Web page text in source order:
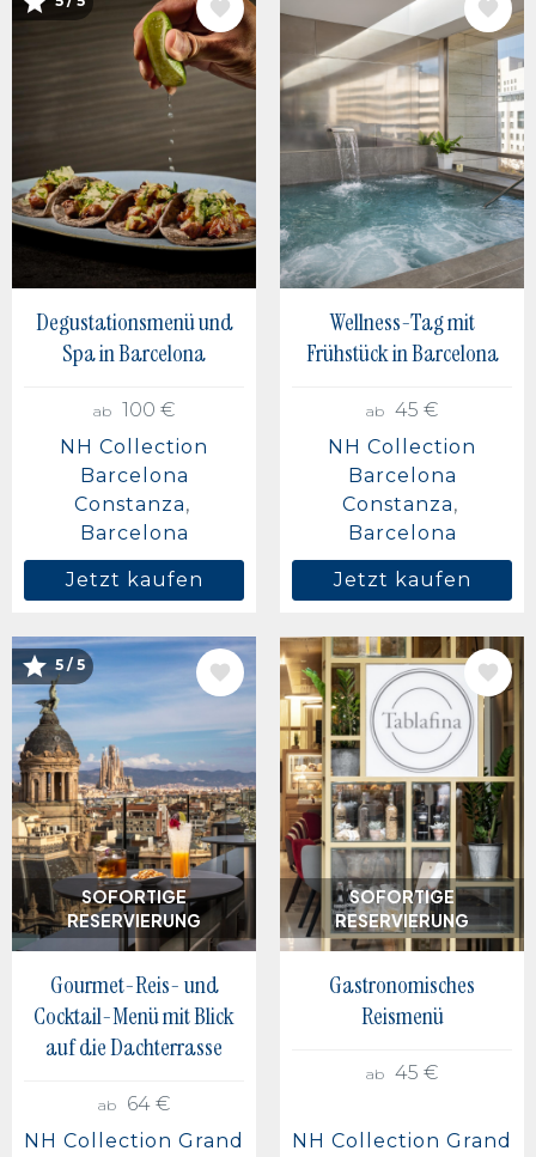
BILD
Degustationsmenü und
Spa in Barcelona
ab 100 €
NH Collection
Barcelona
Constanza
Barcelona
Jetzt kaufen
BILD
Wellness-Tag mit
Frühstück in Barcelona
ab 45 €
NH Collection
Barcelona
Constanza
Barcelona
Jetzt kaufen
SOFORTIGE
RESERVIERUNG
BILD
5 / 5
Gourmet-Reis- und
Cocktail-Menü mit Blick
auf die Dachterrasse
ab
64 €
NH Collection Grand
SOFORTIGE
RESERVIERUNG
BILD
Gastronomisches
Reismenü
ab 45 €
NH Collection Grand